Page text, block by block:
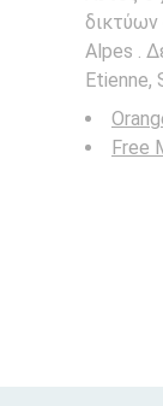
δικτύων
Alpes .
Etienne,
Free